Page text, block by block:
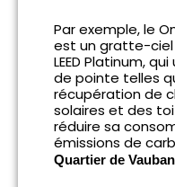
Par exemple, le
est un gratte-
LEED Platinum,
de pointe telles
récupération de
solaires et des
réduire sa
émissions de
Quartier de